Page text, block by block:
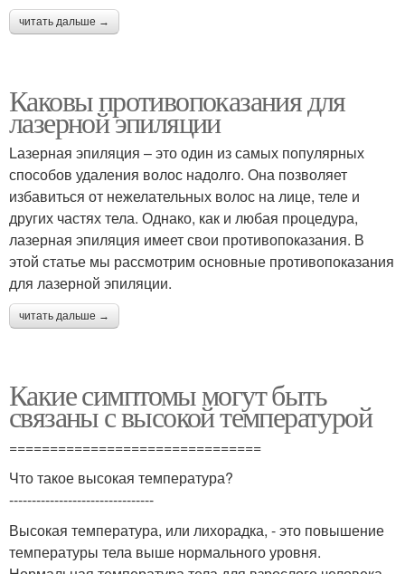
читать дальше →
Каковы противопоказания для
лазерной эпиляции
Lазерная эпиляция – это один из самых популярных
способов удаления волос надолго. Она позволяет
избавиться от нежелательных волос на лице, теле и
других частях тела. Однако, как и любая процедура,
лазерная эпиляция имеет свои противопоказания. В
этой статье мы рассмотрим основные противопоказания
для лазерной эпиляции.
читать дальше →
Какие симптомы могут быть
связаны с высокой температурой
===============================
Что такое высокая температура?
--------------------------------
Высокая температура, или лихорадка, - это повышение
температуры тела выше нормального уровня.